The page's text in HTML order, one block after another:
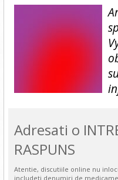
Adresati o
RASPUNS
Atentie, discutiile online nu
includeti denumiri de